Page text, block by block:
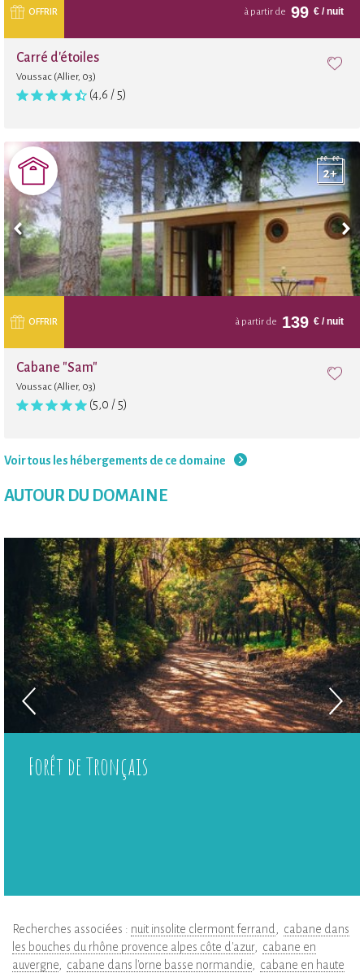
OFFRIR à partir de 99 € / nuit
Carré d'étoiles
Voussac (Allier, 03)
(4,6 / 5)
OFFRIR à partir de 139 € / nuit
Cabane "Sam"
Voussac (Allier, 03)
(5,0 / 5)
Voir tous les hébergements de ce domaine
AUTOUR DU DOMAINE
Forêt de Tronçais
Recherches associées : nuit insolite clermont ferrand
cabane dans
les bouches du rhône provence alpes côte d'azur
cabane en
auvergne
cabane dans l'orne basse normandie
cabane en haute